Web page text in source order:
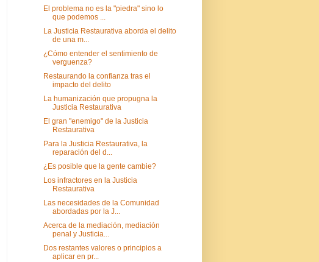
El problema no es la "piedra" sino lo
que podemos ...
La Justicia Restaurativa aborda el delito
de una m...
¿Cómo entender el sentimiento de
verguenza?
Restaurando la confianza tras el
impacto del delito
La humanización que propugna la
Justicia Restaurativa
El gran "enemigo" de la Justicia
Restaurativa
Para la Justicia Restaurativa, la
reparación del d...
¿Es posible que la gente cambie?
Los infractores en la Justicia
Restaurativa
Las necesidades de la Comunidad
abordadas por la J...
Acerca de la mediación, mediación
penal y Justicia...
Dos restantes valores o principios a
aplicar en pr...